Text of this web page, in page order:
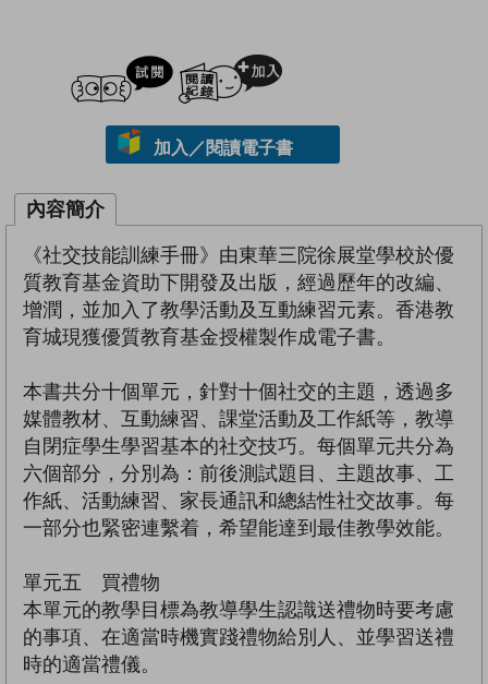
試閲
加入／閱讀電子書
內容簡介
《社交技能訓練手冊》由東華三院徐展堂學校於優
質教育基金資助下開發及出版，經過歷年的改編、
增潤，並加入了教學活動及互動練習元素。香港教
育城現獲優質教育基金授權製作成電子書。
本書共分十個單元，針對十個社交的主題，透過多
媒體教材、互動練習、課堂活動及工作紙等，教導
自閉症學生學習基本的社交技巧。每個單元共分為
六個部分，分別為：前後測試題目、主題故事、工
作紙、活動練習、家長通訊和總結性社交故事。每
一部分也緊密連繫着，希望能達到最佳教學效能。
單元五 買禮物
本單元的教學目標為教導學生認識送禮物時要考慮
的事項、在適當時機實踐禮物給別人、並學習送禮
時的適當禮儀。